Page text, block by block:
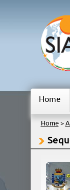
Home
Home>